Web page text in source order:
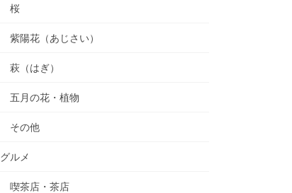
桜
紫陽花（あじさい）
萩（はぎ）
五月の花・植物
その他
グルメ
喫茶店・茶店